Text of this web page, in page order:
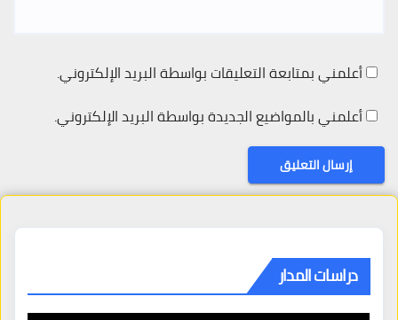
أعلمني بمتابعة التعليقات بواسطة البريد الإلكتروني.
أعلمني بالمواضيع الجديدة بواسطة البريد الإلكتروني.
دراسات المدار